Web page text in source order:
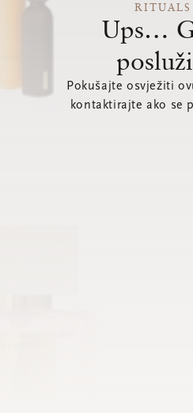
Ups…
Pokušajte osvježiti
kontaktirajte ako se